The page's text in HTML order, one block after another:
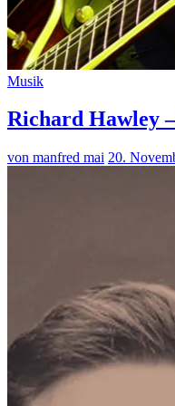
Musik
Richard Hawley
von manfred mai 20.